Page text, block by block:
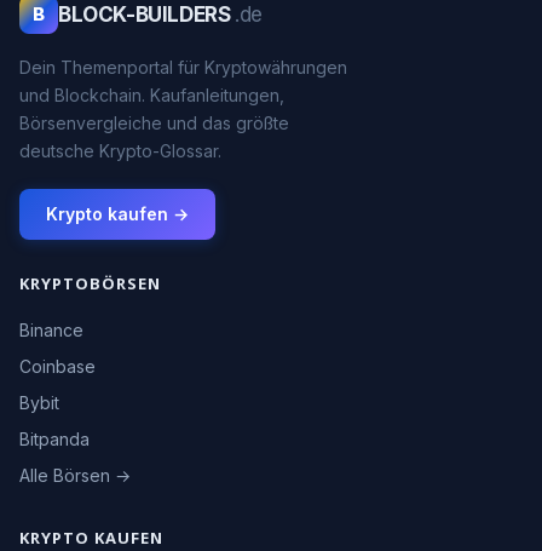
B BLOCK-BUILDERS .de
Dein Themenportal für Kryptowährungen
und Blockchain. Kaufanleitungen,
Börsenvergleiche und das größte
deutsche Krypto-Glossar.
Krypto kaufen →
KRYPTOBÖRSEN
Binance
Coinbase
Bybit
Bitpanda
Alle Börsen →
KRYPTO KAUFEN